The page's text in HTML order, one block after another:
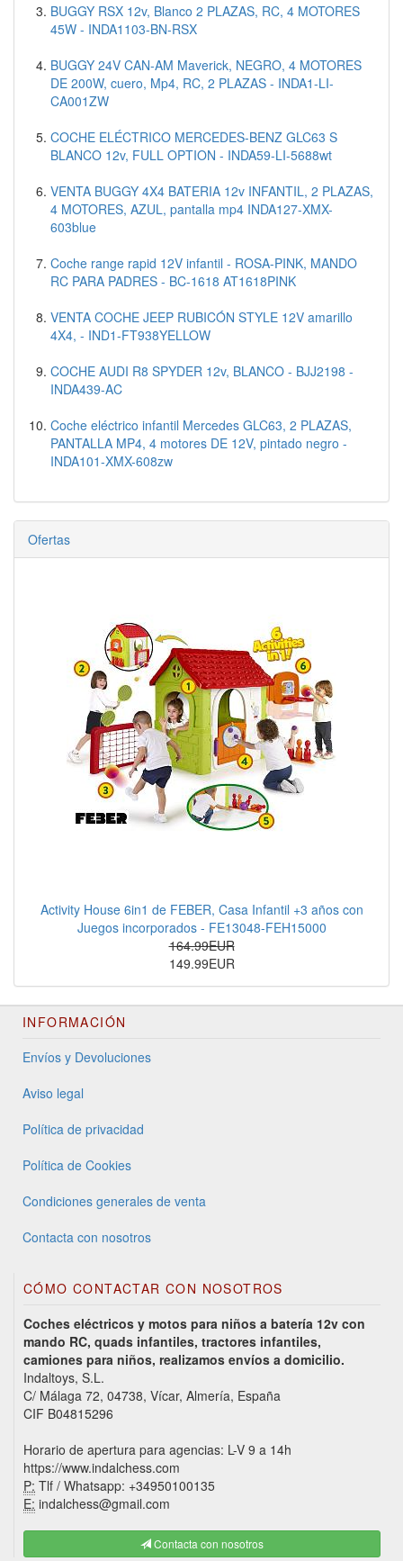
BUGGY RSX 12v, Blanco 2 PLAZAS, RC, 4 MOTORES
45W - INDA1103-BN-RSX
BUGGY 24V CAN-AM Maverick, NEGRO, 4 MOTORES
DE 200W, cuero, Mp4, RC, 2 PLAZAS - INDA1-LI-
CA001ZW
COCHE ELÉCTRICO MERCEDES-BENZ GLC63 S
BLANCO 12v, FULL OPTION - INDA59-LI-5688wt
VENTA BUGGY 4X4 BATERIA 12v INFANTIL, 2 PLAZAS,
4 MOTORES, AZUL, pantalla mp4 INDA127-XMX-
603blue
Coche range rapid 12V infantil - ROSA-PINK, MANDO
RC PARA PADRES - BC-1618 AT1618PINK
VENTA COCHE JEEP RUBICÓN STYLE 12V amarillo
4X4, - IND1-FT938YELLOW
COCHE AUDI R8 SPYDER 12v, BLANCO - BJJ2198 -
INDA439-AC
Coche eléctrico infantil Mercedes GLC63, 2 PLAZAS,
PANTALLA MP4, 4 motores DE 12V, pintado negro -
INDA101-XMX-608zw
Ofertas
Activity House 6in1 de FEBER, Casa Infantil +3 años con
Juegos incorporados - FE13048-FEH15000
164.99EUR
149.99EUR
INFORMACIÓN
Envíos y Devoluciones
Aviso legal
Política de privacidad
Política de Cookies
Condiciones generales de venta
Contacta con nosotros
CÓMO CONTACTAR CON NOSOTROS
Coches eléctricos y motos para niños a batería 12v con
mando RC, quads infantiles, tractores infantiles,
camiones para niños, realizamos envíos a domicilio.
Indaltoys, S.L.
C/ Málaga 72, 04738, Vícar, Almería, España
CIF B04815296
Horario de apertura para agencias: L-V 9 a 14h
https://www.indalchess.com
P: Tlf / Whatsapp: +34950100135
E: indalchess@gmail.com
Contacta con nosotros